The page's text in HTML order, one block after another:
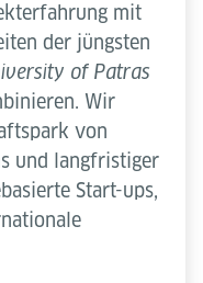
mit
der jüngsten
of Patras
Wir
von
und langfristiger
Start-ups,